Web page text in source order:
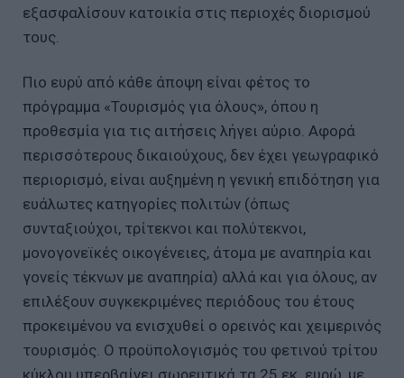
εξασφαλίσουν κατοικία στις περιοχές διορισμού
τους.
Πιο ευρύ από κάθε άποψη είναι φέτος το
πρόγραμμα «Τουρισμός για όλους», όπου η
προθεσμία για τις αιτήσεις λήγει αύριο. Αφορά
περισσότερους δικαιούχους, δεν έχει γεωγραφικό
περιορισμό, είναι αυξημένη η γενική επιδότηση για
ευάλωτες κατηγορίες πολιτών (όπως
συνταξιούχοι, τρίτεκνοι και πολύτεκνοι,
μονογονεϊκές οικογένειες, άτομα με αναπηρία και
γονείς τέκνων με αναπηρία) αλλά και για όλους, αν
επιλέξουν συγκεκριμένες περιόδους του έτους
προκειμένου να ενισχυθεί ο ορεινός και χειμερινός
τουρισμός. Ο προϋπολογισμός του φετινού τρίτου